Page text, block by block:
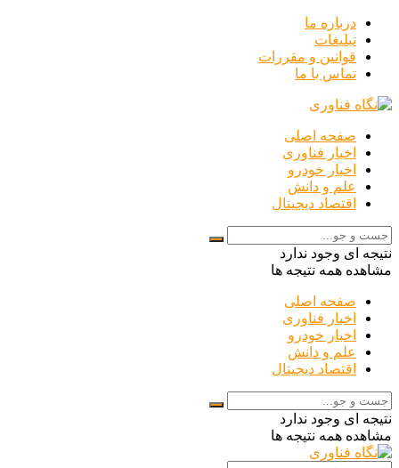
درباره ما
تبلیغات
قوانین و مقررات
تماس با ما
صفحه اصلی
اخبار فناوری
اخبار خودرو
علم و دانش
اقتصاد دیجیتال
نتیجه ای وجود ندارد
مشاهده همه نتیجه ها
صفحه اصلی
اخبار فناوری
اخبار خودرو
علم و دانش
اقتصاد دیجیتال
نتیجه ای وجود ندارد
مشاهده همه نتیجه ها